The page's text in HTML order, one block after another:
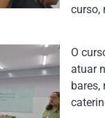
curso,
O
atuar